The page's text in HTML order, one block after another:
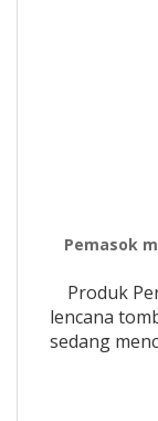
Pemasok
Produk
lencana
sedang